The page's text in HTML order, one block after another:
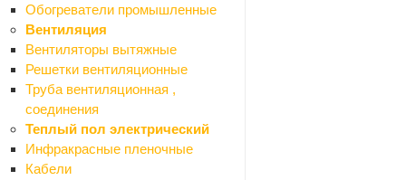
Обогреватели промышленные
Вентиляция
Вентиляторы вытяжные
Решетки вентиляционные
Труба вентиляционная ,
соединения
Теплый пол электрический
Инфракрасные пленочные
Кабели
Смесители для ванной
Смесители для душа
Смесители для кухни
Смесители для раковины (кобра)
Комплектующие для смесителей
Стойки душевые
Ванны
Назад
Ванны